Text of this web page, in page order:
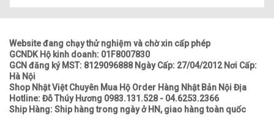
Website đang chạy thử nghiệm và chờ xin cấp phép
GCNDK Hộ kinh doanh: 01F8007830
GCN đăng ký MST: 8129096888 Ngày Cấp: 27/04/2012 Nơi Cấp:
Hà Nội
Shop Nhật Việt Chuyên Mua Hộ Order Hàng Nhật Bản Nội Địa
Hotline: Đỗ Thúy Hương 0983.131.528 - 04.6253.2366
Ship Hàng: Ship hàng trong ngày ở HN, giao hàng toàn quốc